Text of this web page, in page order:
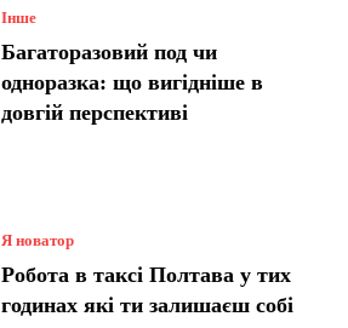
Інше
Багаторазовий под чи
одноразка: що вигідніше в
довгій перспективі
Я новатор
Робота в таксі Полтава у тих
годинах які ти залишаєш собі